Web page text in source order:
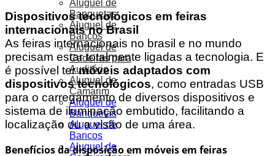
Aluguel de
Banquetas
Aluguel de
Bancos
Aluguel de
Cadeiras para
Auditório
Aluguel de
Camarim
Aluguel de
Banquetas
Aluguel de
Bancos
Aluguel de
Dispositivos tecnológicos em feiras
internacionais no Brasil
As feiras internacionais no brasil e no mundo
precisam estar totalmente ligadas a tecnologia. E
é possível termóveis adaptados com
dispositivos tecnológicos, como entradas USB
para o carregamento de diversos dispositivos e
sistema de iluminação embutido, facilitando a
localização ou a visão de uma área.
Benefícios da disposição em móveis em feiras